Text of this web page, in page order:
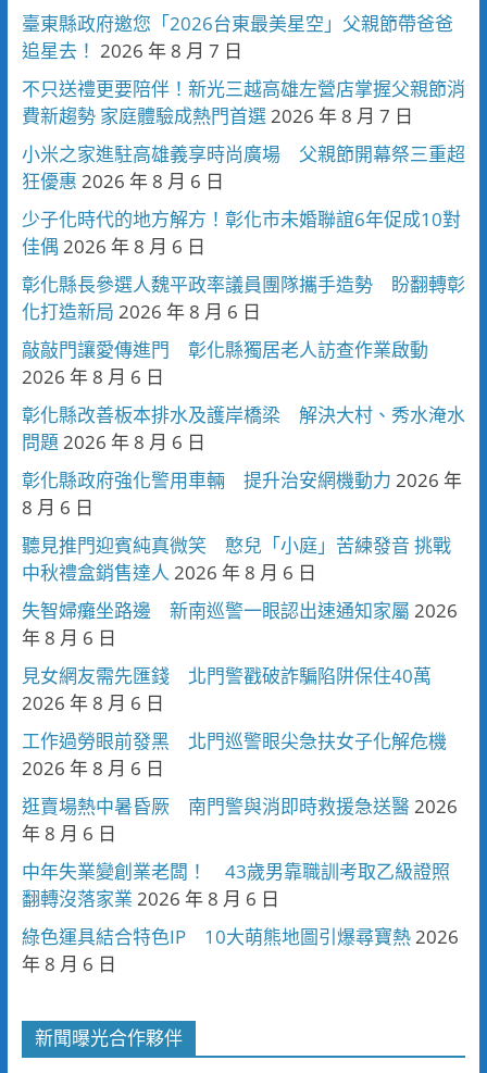
臺東縣政府邀您「2026台東最美星空」父親節帶爸爸
追星去！ 2026 年 8 月 7 日
不只送禮更要陪伴！新光三越高雄左營店掌握父親節消
費新趨勢 家庭體驗成熱門首選2026 年 8 月 7 日
小米之家進駐高雄義享時尚廣場 父親節開幕祭三重超
狂優惠 2026 年 8 月 6 日
少子化時代的地方解方！彰化市未婚聯誼6年促成10對
佳偶 2026 年 8 月 6 日
彰化縣長參選人魏平政率議員團隊攜手造勢 盼翻轉彰
化打造新局 2026 年 8 月 6 日
敲敲門讓愛傳進門 彰化縣獨居老人訪查作業啟動
2026 年 8 月 6 日
彰化縣改善板本排水及護岸橋梁 解決大村、秀水淹水
問題 2026 年 8 月 6 日
彰化縣政府強化警用車輛 提升治安網機動力 2026 年
8 月 6 日
聽見推門迎賓純真微笑 憨兒「小庭」苦練發音 挑戰
中秋禮盒銷售達人 2026 年 8 月 6 日
失智婦癱坐路邊 新南巡警一眼認出速通知家屬 2026
年 8 月 6 日
見女網友需先匯錢 北門警戳破詐騙陷阱保住40萬
2026 年 8 月 6 日
工作過勞眼前發黑 北門巡警眼尖急扶女子化解危機
2026 年 8 月 6 日
逛賣場熱中暑昏厥 南門警與消即時救援急送醫2026
年 8 月 6 日
中年失業變創業老闆！ 43歲男靠職訓考取乙級證照
翻轉沒落家業 2026 年 8 月 6 日
綠色運具結合特色IP 10大萌熊地圖引爆尋寶熱2026
年 8 月 6 日
新聞曝光合作夥伴